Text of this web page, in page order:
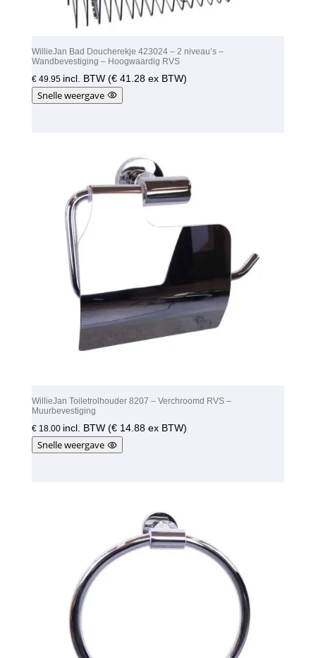
WillieJan Bad Doucherekje 423024 – 2 niveau’s –
Wandbevestiging – Hoogwaardig RVS
€49.95 incl. BTW (€41.28ex BTW)
Snelle weergave
WillieJan Toiletrolhouder 8207 – Verchroomd RVS –
Muurbevestiging
€18.00 incl. BTW (€14.88ex BTW)
Snelle weergave